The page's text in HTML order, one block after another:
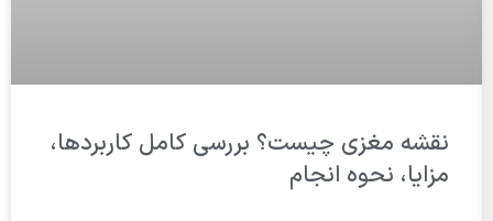
نقشه مغزی چیست؟ بررسی کامل کاربردها،
مزایا، نحوه انجام